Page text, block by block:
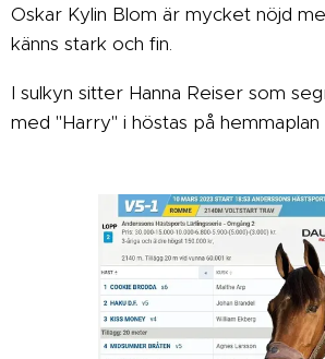
Oskar Kylin Blom är mycket nöjd
känns stark och fin.
I sulkyn sitter Hanna Reiser som
med "Harry" i höstas på